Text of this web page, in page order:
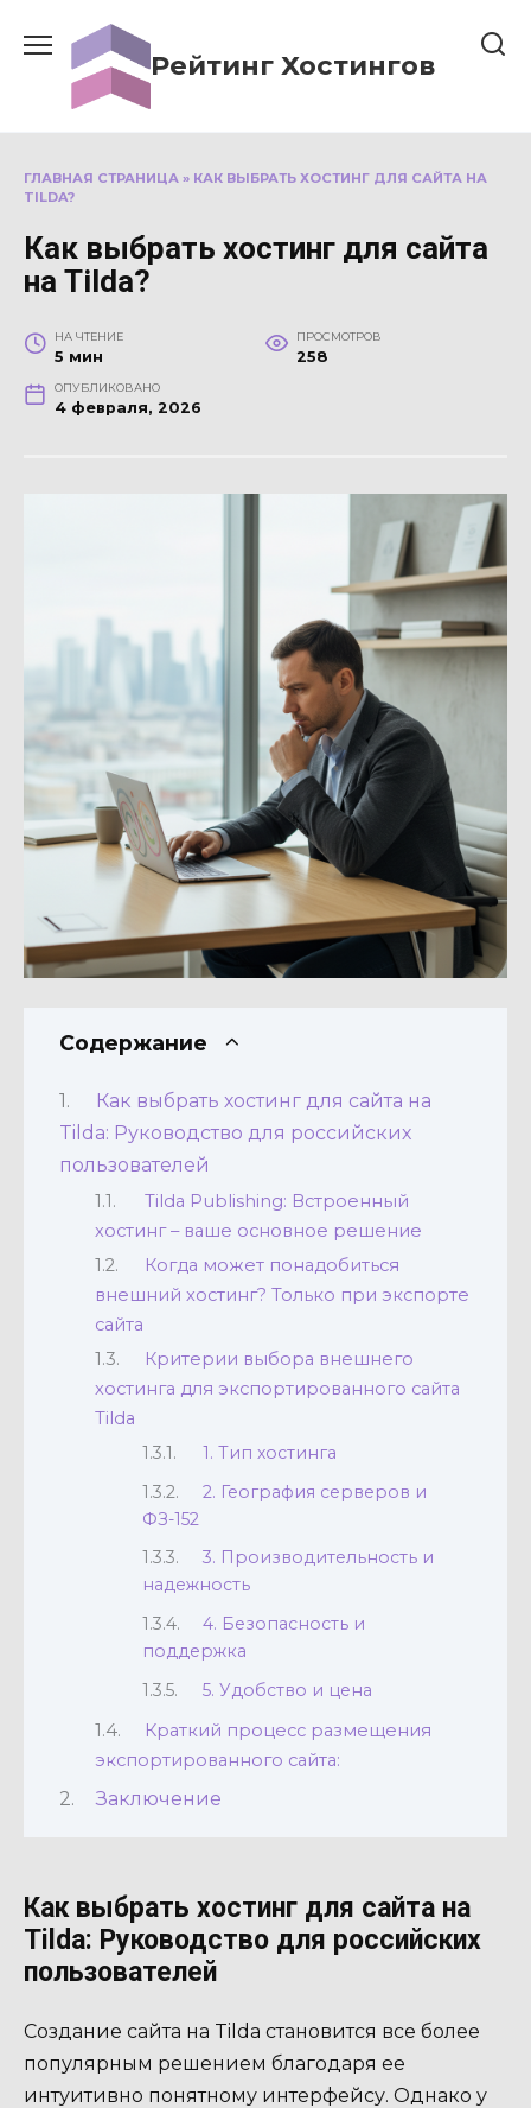
содержанию
Рейтинг Хостингов
ГЛАВНАЯ СТРАНИЦА » КАК ВЫБРАТЬ ХОСТИНГ ДЛЯ САЙТА НА
TILDA?
Как выбрать хостинг для сайта
на Tilda?
НА ЧТЕНИЕ
5 мин
ПРОСМОТРОВ
258
ОПУБЛИКОВАНО
4 февраля, 2026
Содержание
Как выбрать хостинг для сайта на
Tilda: Руководство для российских
пользователей
Tilda Publishing: Встроенный
хостинг – ваше основное решение
Когда может понадобиться
внешний хостинг? Только при экспорте
сайта
Критерии выбора внешнего
хостинга для экспортированного сайта
Tilda
1. Тип хостинга
2. География серверов и
ФЗ-152
3. Производительность и
надежность
4. Безопасность и
поддержка
5. Удобство и цена
Краткий процесс размещения
экспортированного сайта:
Заключение
Как выбрать хостинг для сайта на
Tilda: Руководство для российских
пользователей
Создание сайта на Tilda становится все более
популярным решением благодаря ее
интуитивно понятному интерфейсу. Однако у